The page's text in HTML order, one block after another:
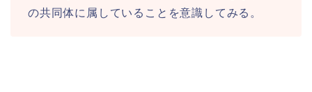
の共同体に属していることを意識してみる。